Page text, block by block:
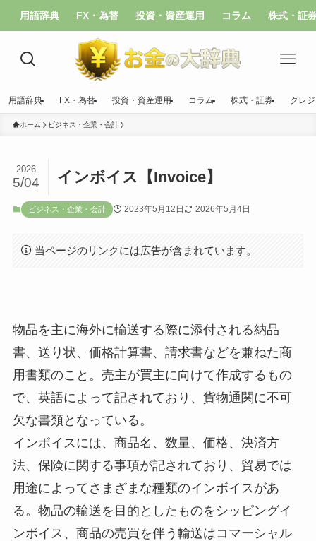
用語辞典 FX・為替 投資・資産運用 コラム 株式・証
用語辞典 FX・為替 投資・資産運用 コラム 株式・証券 クレ
ホーム ビジネス・企業・会計
インボイス【Invoice】
2026
5/04
ビジネス・企業・会計 2023年5月12日 2026年5月4日
当ページのリンクには広告が含まれています。
物品を主に海外に輸送する際に添付される納品
書、送り状、価格計算書、請求書などを兼ねた商
用書類のこと。売主が買主に向けて作成するもの
で、英語によって記されており、貨物通関に不可
欠な書類となっている。
インボイスには、商品名、数量、価格、決済方
法、保険に関する事項が記されており、貿易では
用途によってさまざまな種類のインボイスがあ
る。物品の輸送を目的としたものをシッピングイ
ンボイス、商品の売買を伴う輸送はコマーシャル